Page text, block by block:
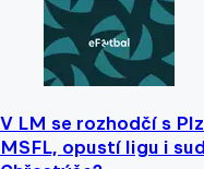
V LM se rozhodčí s
MSFL, opustí ligu i